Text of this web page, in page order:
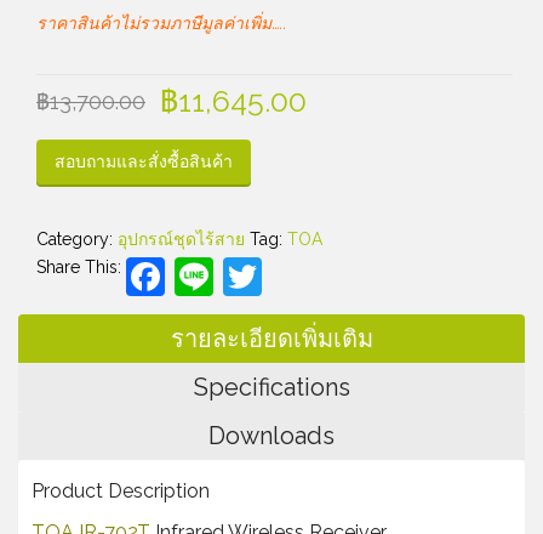
ราคาสินค้าไม่รวมภาษีมูลค่าเพิ่ม…..
฿13,700.00 ฿11,645.00
สอบถามและสั่งซื้อสินค้า
Category: อุปกรณ์ชุดไร้สาย Tag: TOA
Share This:
Facebook
Line
รายละเอียดเพิ่มเติม
Specifications
Downloads
Product Description